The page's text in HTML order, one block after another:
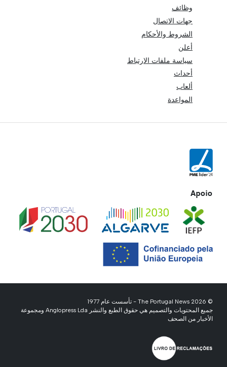
وظائف
جهات الاتصال
الشروط والأحكام
أعلن
سياسة ملفات الارتباط
أحداث
ألعاب
المواعدة
Apoio
© 2026 The Portugal News - تأسست عام 1977
جميع المحتويات والتصميم هي حقوق الطبع والنشر Anglopress Lda ومجموعة
الأخبار من الصحف